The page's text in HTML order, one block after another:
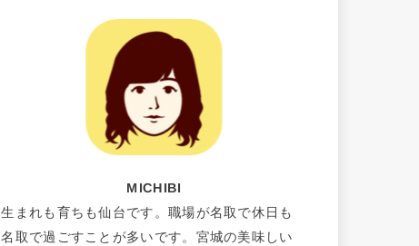
MICHIBI
生まれも育ちも仙台です。職場が名取で休日も
名取で過ごすことが多いです。宮城の美味しい